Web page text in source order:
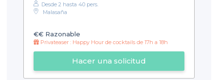
Desde 2 hasta 40 pers.
Malasaña
€€ Razonable
Privateaser : Happy Hour de cocktails de 17h a 18h
Hacer una solicitud